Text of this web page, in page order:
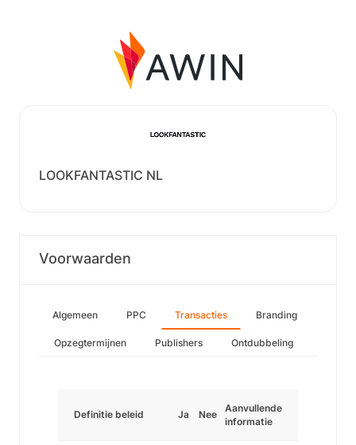
LOOKFANTASTIC NL
Voorwaarden
Algemeen PPC Transacties Branding
Opzegtermijnen Publishers Ontdubbeling
Definitie beleid Ja Nee
Aanvullende
informatie